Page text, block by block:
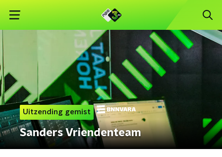
Uitzending gemist
Sanders Vriendenteam